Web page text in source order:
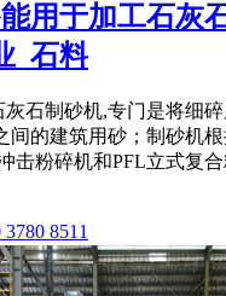
用于加工石灰
_石料
灰石制砂机,专门是将细
间的建筑用砂；制砂机
击粉碎机和PFL立式复
8511